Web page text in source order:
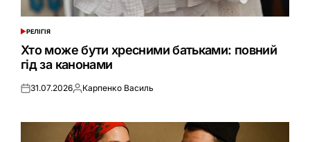
ОПУБЛІКУВАТИ
У
РЕЛІГІЯ
Хто може бути хресними батьками: повний
гід за канонами
Оприлюднено
31.07.2026Опубліковано
Карпенко Василь